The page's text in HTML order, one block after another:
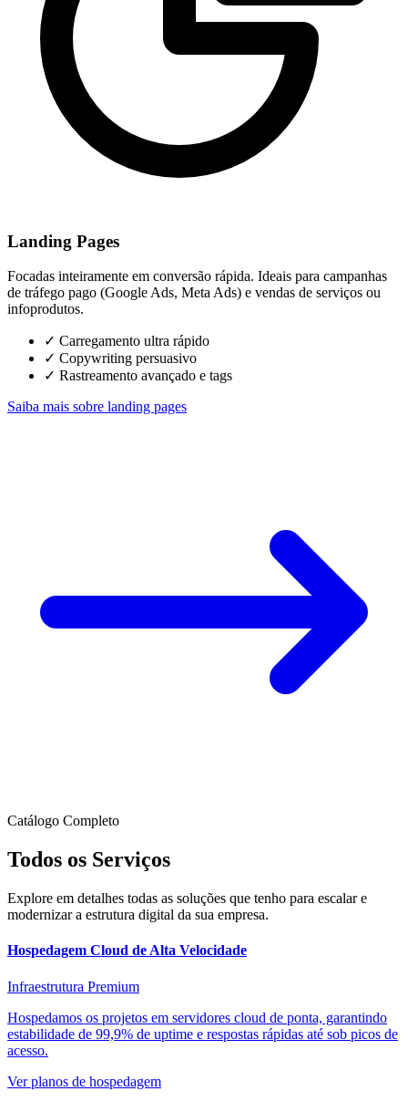
Landing Pages
Focadas inteiramente em conversão rápida. Ideais para campanhas
de tráfego pago (Google Ads, Meta Ads) e vendas de serviços ou
infoprodutos.
✓ Carregamento ultra rápido
✓ Copywriting persuasivo
✓ Rastreamento avançado e tags
Saiba mais sobre landing pages
Catálogo Completo
Todos os Serviços
Explore em detalhes todas as soluções que tenho para escalar e
modernizar a estrutura digital da sua empresa.
Hospedagem Cloud de Alta Velocidade
Infraestrutura Premium
Hospedamos os projetos em servidores cloud de ponta, garantindo
estabilidade de 99,9% de uptime e respostas rápidas até sob picos de
acesso.
Ver planos de hospedagem